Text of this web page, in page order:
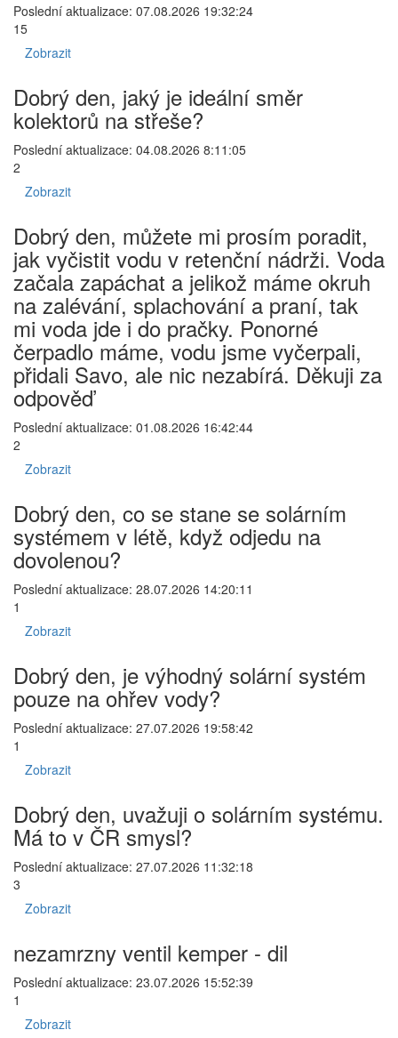
Poslední aktualizace: 07.08.2026 19:32:24
15
Zobrazit
Dobrý den, jaký je ideální směr
kolektorů na střeše?
Poslední aktualizace: 04.08.2026 8:11:05
2
Zobrazit
Dobrý den, můžete mi prosím poradit,
jak vyčistit vodu v retenční nádrži. Voda
začala zapáchat a jelikož máme okruh
na zalévání, splachování a praní, tak
mi voda jde i do pračky. Ponorné
čerpadlo máme, vodu jsme vyčerpali,
přidali Savo, ale nic nezabírá. Děkuji za
odpověď
Poslední aktualizace: 01.08.2026 16:42:44
2
Zobrazit
Dobrý den, co se stane se solárním
systémem v létě, když odjedu na
dovolenou?
Poslední aktualizace: 28.07.2026 14:20:11
1
Zobrazit
Dobrý den, je výhodný solární systém
pouze na ohřev vody?
Poslední aktualizace: 27.07.2026 19:58:42
1
Zobrazit
Dobrý den, uvažuji o solárním systému.
Má to v ČR smysl?
Poslední aktualizace: 27.07.2026 11:32:18
3
Zobrazit
nezamrzny ventil kemper - dil
Poslední aktualizace: 23.07.2026 15:52:39
1
Zobrazit